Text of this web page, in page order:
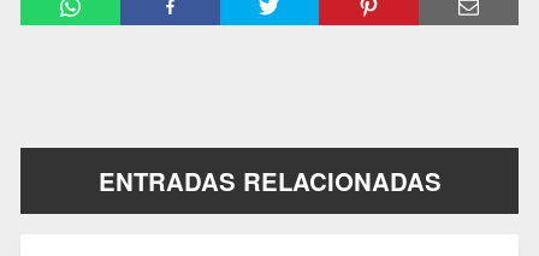
ENTRADAS RELACIONADAS